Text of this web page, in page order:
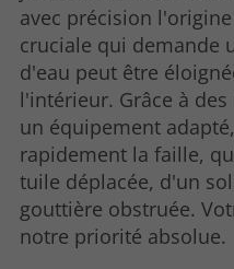
avec précision
cruciale qui demande
d'eau peut être
l'intérieur. Grâce à
un équipement
rapidement la faille,
tuile déplacée, d'un
gouttière obstruée.
notre priorité absolue.